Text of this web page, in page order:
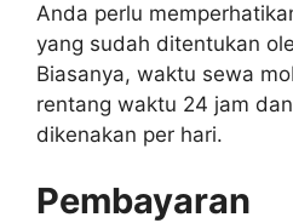
Anda perlu
yang sudah ditentukan
Biasanya, waktu sewa
rentang waktu 24 jam
dikenakan per hari.
Pembayaran